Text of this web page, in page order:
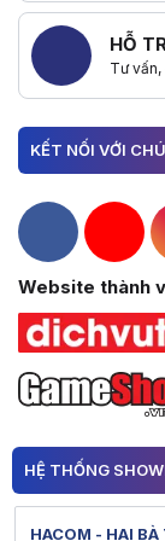
HỖ
Tư
KẾT NỐI VỚI
Hacom
Website thành
HỆ THỐNG
HACOM - HAI BÀ